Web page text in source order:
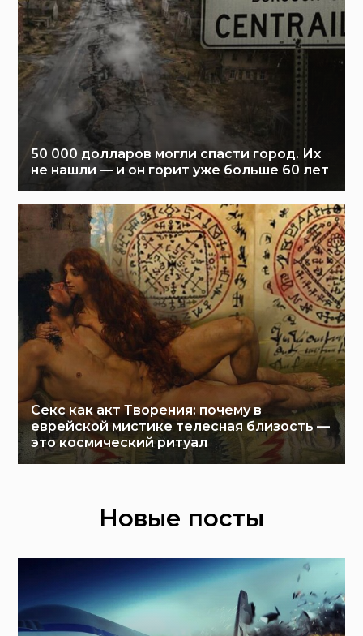
50 000 долларов могли спасти город. Их
не нашли — и он горит уже больше 60 лет
Секс как акт Творения: почему в
еврейской мистике телесная близость —
это космический ритуал
Новые посты